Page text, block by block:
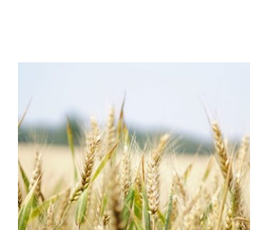
Peter Jürgens folgt auf Hermann-
Josef Nienhoff.
Allgemein